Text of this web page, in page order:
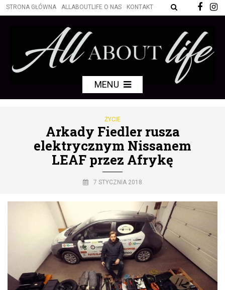
STRONA GŁÓWNA ALLABOUTLIFE O NAS KONTAKT
MENU
ŻYCIE
Arkady Fiedler rusza
elektrycznym Nissanem
LEAF przez Afrykę
7 STYCZNIA 2018